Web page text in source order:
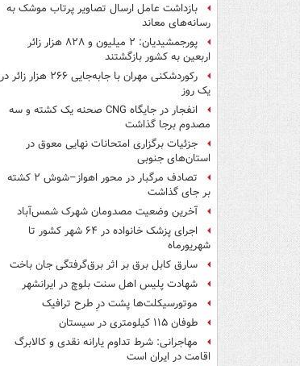
بازداشت عامل ارسال تصاویر پرتاب موشک به
رسانه‌های معاند
پورجمشیدیان: ۲ میلیون و ۸۲۸ هزار زائر
اربعین به کشور بازگشتند
رکوردشکنی مهران با جابه‌جایی ۲۶۶ هزار زائر در
یک روز
انفجار در جایگاه CNG صحنه یک کشته و سه
مصدوم برجا گذاشت
جزئیات برگزاری امتحانات نهایی معوق در
استان‌های جنوبی
تصادف مرگبار در محور اهواز–شوش ۲ کشته
بر جای گذاشت
آخرین وضعیت مصدومان شهرک شمس‌آباد
اجرای پزشک خانواده در ۶۴ شهر کشور تا
شهریورماه
سارق کابل برق بر اثر برق‌گرفتگی جان باخت
شهادت پلیس اهل سنت بلوچ در ایرانشهر
موتورسیکلت‌ها پشت درِ طرح ترافیک
طوفان ۱۱۵ کیلومتری در سیستان
مهاجرانی: شرط تداوم یارانه نقدی و کالابرگ
اقامت در ایران است